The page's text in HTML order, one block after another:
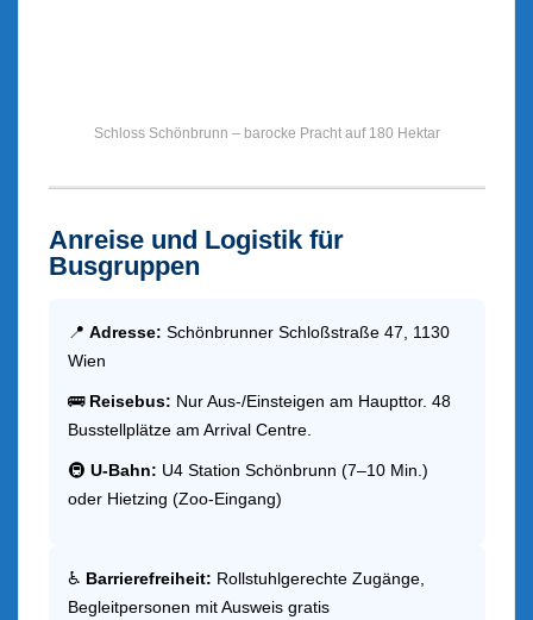
Schloss Schönbrunn – barocke Pracht auf 180 Hektar
Anreise und Logistik für
Busgruppen
📍 Adresse: Schönbrunner Schloßstraße 47, 1130
Wien
🚌 Reisebus: Nur Aus-/Einsteigen am Haupttor. 48
Busstellplätze am Arrival Centre.
🚇 U-Bahn: U4 Station Schönbrunn (7–10 Min.)
oder Hietzing (Zoo-Eingang)
♿ Barrierefreiheit: Rollstuhlgerechte Zugänge,
Begleitpersonen mit Ausweis gratis